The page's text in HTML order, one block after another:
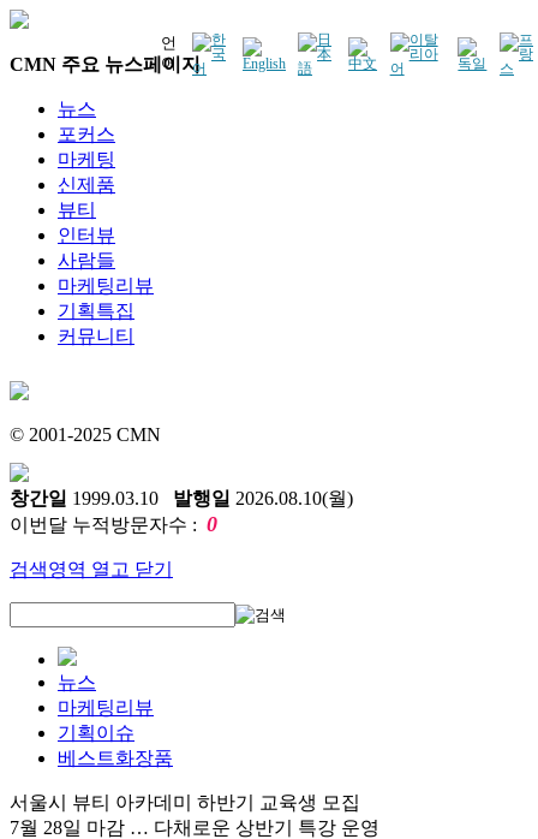
언
어
CMN 주요 뉴스페이지
뉴스
포커스
마케팅
신제품
뷰티
인터뷰
사람들
마케팅리뷰
기획특집
커뮤니티
© 2001-2025 CMN
창간일 1999.03.10 발행일 2026.08.10(월)
이번달 누적방문자수 : 0
검색영역 열고 닫기
뉴스
마케팅리뷰
기획이슈
베스트화장품
서울시 뷰티 아카데미 하반기 교육생 모집
7월 28일 마감 … 다채로운 상반기 특강 운영